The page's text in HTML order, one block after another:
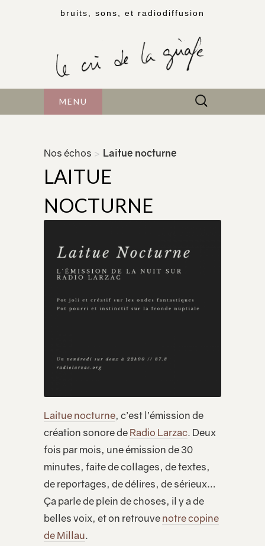
bruits, sons, et radiodiffusion
MENU Rechercher :
Nos échos > Laitue nocturne
LAITUE
NOCTURNE
Laitue nocturne, c’est l’émission de
création sonore de Radio Larzac. Deux
fois par mois, une émission de 30
minutes, faite de collages, de textes,
de reportages, de délires, de sérieux…
Ça parle de plein de choses, il y a de
belles voix, et on retrouve notre copine
de Millau.